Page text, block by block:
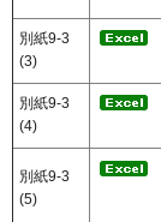
別紙9-3
(3)
別紙9-3
(4)
別紙9-3
(5)